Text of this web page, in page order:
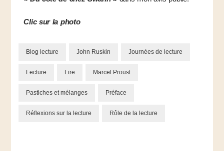
Clic sur la photo
Blog lecture John Ruskin Journées de lecture
Lecture Lire Marcel Proust
Pastiches et mélanges Préface
Réflexions sur la lecture Rôle de la lecture